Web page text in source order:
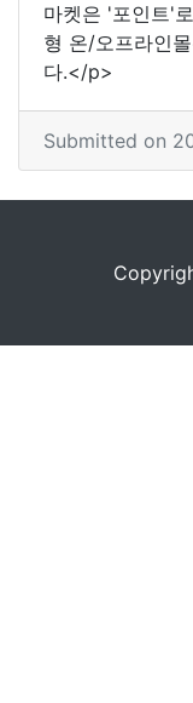
마켓은 '포인트'
형 온/오프라인
다.</p>
Submitted on